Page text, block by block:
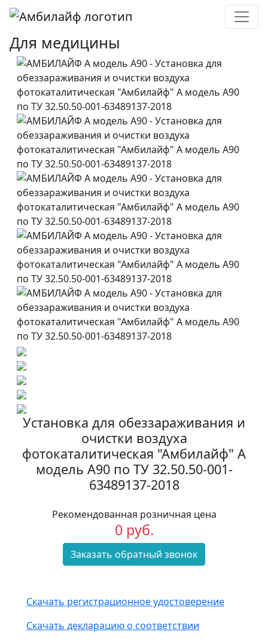
Для медицины
Установка для обеззараживания и
очистки воздуха
фотокаталитическая "Амбилайф" А
модель А90 по ТУ 32.50.50-001-
63489137-2018
Рекомендованная розничная цена
0 руб.
Заказать обратный звонок
Скачать регистрационное удостоверение
Скачать декларацию о соответствии